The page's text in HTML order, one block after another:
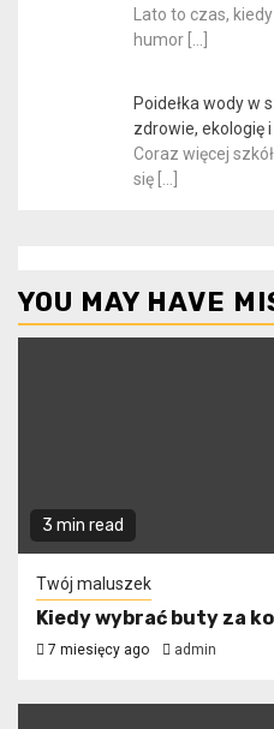
Lato to czas,
humor
Poidełka wody w
zdrowie, ekologię
Coraz więcej
się […]
YOU MAY HAVE
3 min read
Twój maluszek
Kiedy wybrać buty za
7 miesięcy ago admin